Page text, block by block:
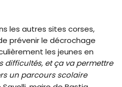
les autres sites corses,
prévenir le décrochage
les jeunes en
difficultés, et ça va permettre
un parcours scolaire